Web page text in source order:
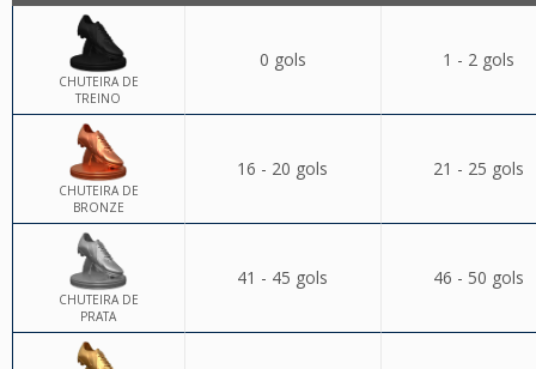
CHUTEIRA DE
TREINO
0 gols 1 - 2 gols
CHUTEIRA DE
BRONZE
16 - 20 gols 21 - 25 gols
CHUTEIRA DE
PRATA
41 - 45 gols 46 - 50 gols